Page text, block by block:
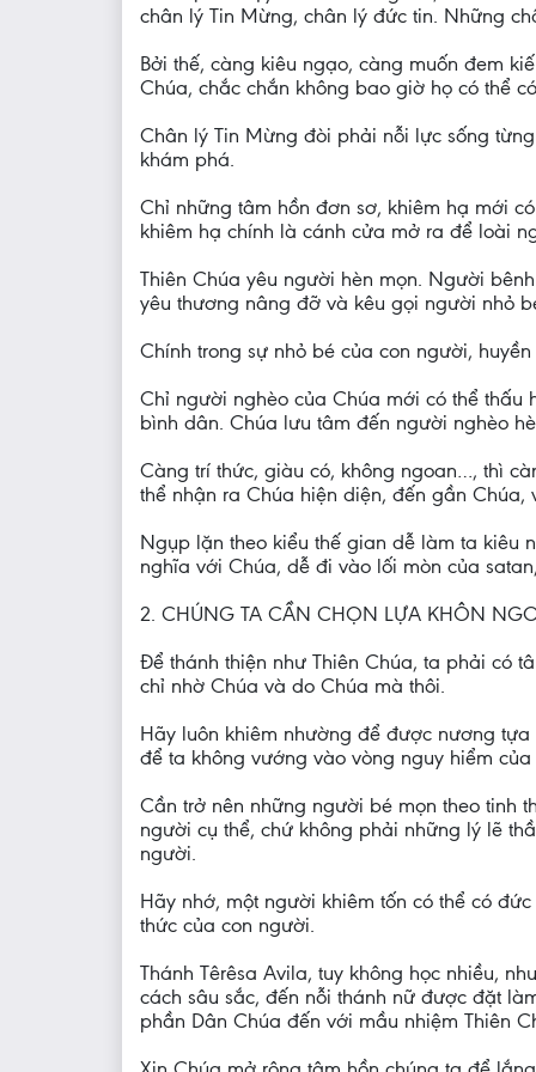
chân lý Tin Mừng, chân lý đức tin. Những
Bởi thế, càng kiêu ngạo, càng muốn đem
Chúa, chắc chắn không bao giờ họ có thể
Chân lý Tin Mừng đòi phải nỗi lực sống
khám phá.
Chỉ những tâm hồn đơn sơ, khiêm hạ mới
khiêm hạ chính là cánh cửa mở ra để loài
Thiên Chúa yêu người hèn mọn. Người
yêu thương nâng đỡ và kêu gọi người nhỏ
Chính trong sự nhỏ bé của con người,
Chỉ người nghèo của Chúa mới có thể thấu
bình dân. Chúa lưu tâm đến người nghèo
Càng trí thức, giàu có, không ngoan…, thì
thể nhận ra Chúa hiện diện, đến gần
Ngụp lặn theo kiểu thế gian dễ làm ta kiêu
nghĩa với Chúa, dễ đi vào lối mòn của
2. CHÚNG TA CẦN CHỌN LỰA KHÔN
Để thánh thiện như Thiên Chúa, ta phải có
chỉ nhờ Chúa và do Chúa mà thôi.
Hãy luôn khiêm nhường để được nương
để ta không vướng vào vòng nguy hiểm
Cần trở nên những người bé mọn theo tinh
người cụ thể, chứ không phải những lý lẽ
người.
Hãy nhớ, một người khiêm tốn có thể có
thức của con người.
Thánh Têrêsa Avila, tuy không học nhiều,
cách sâu sắc, đến nỗi thánh nữ được đặt
phần Dân Chúa đến với mầu nhiệm Thiên